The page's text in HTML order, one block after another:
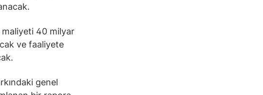
maliyeti 40 milyar
ve faaliyete
genel